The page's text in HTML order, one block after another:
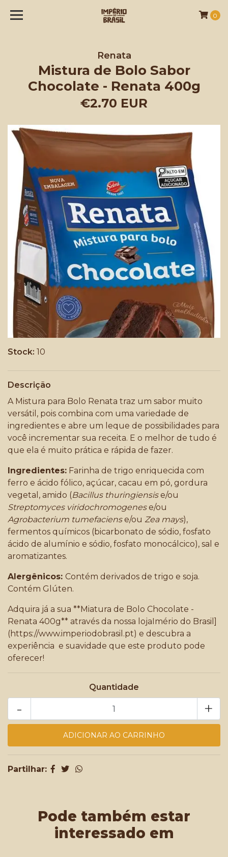
0
Renata
Mistura de Bolo Sabor
Chocolate - Renata 400g
€2.70 EUR
Stock: 10
Descrição
A Mistura para Bolo Renata traz um sabor muito
versátil, pois combina com uma variedade de
ingredientes e abre um leque de possibilidades para
você incrementar sua receita. E o melhor de tudo é
que ela é muito prática e rápida de fazer.
Ingredientes: Farinha de trigo enriquecida com
ferro e ácido fólico, açúcar, cacau em pó, gordura
vegetal, amido (Bacillus thuringiensise/ou
Streptomyces viridochromogenese/ou
Agrobacterium tumefaciense/ou Zea mays),
fermentos químicos (bicarbonato de sódio, fosfato
ácido de alumínio e sódio, fosfato monocálcico), sal e
aromatizantes.
Alergênicos: Contém derivados de trigo e soja.
Contém Glúten.
Adquira já a sua **Miatura de Bolo Chocolate -
Renata 400g** através da nossa lojaImério do Brasil]
(https://www.imperiodobrasil.pt) e descubra a
experiência e suavidade que este produto pode
oferecer!
Quantidade
+
-
Partilhar:
Pode também estar
interessado em